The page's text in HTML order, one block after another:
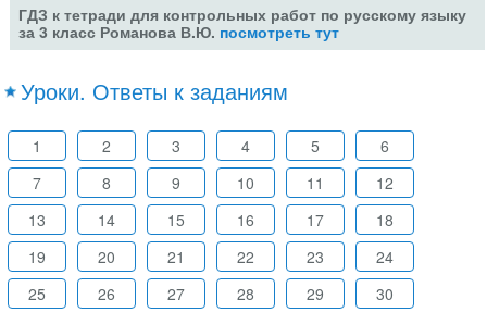
ГДЗ к тетради для контрольных работ по русскому языку
за 3 класс Романова В.Ю. посмотреть тут
Уроки. Ответы к заданиям
1 2 3 4 5
6
7
8 9 10 11
12
13
14 15 16 17
18
19
20 21 22 23
24
25
26 27 28 29
30